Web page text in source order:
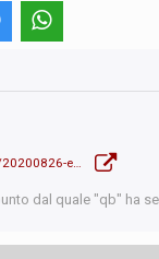
www.france24.com/en/20200826-erdogan-warns-turkey-will-never-compromise-on-mediterranean-energy-reserves
dal quale "qb" ha